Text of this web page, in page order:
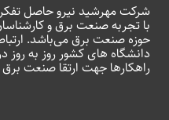
شرکت مهرشید نیرو حاصل
با تجربه صنعت برق و
حوزه صنعت برق می‌باشد.
دانشگاه های کشور روز به روز
راهکارها جهت ارتقا صنعت برق